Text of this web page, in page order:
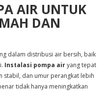
AIR UNTUK
DAN
dalam distribusi air bersih, baik
Instalasi pompa airyang tepat
stabil, dan umur perangkat lebih
tidak hanya meningkatkan